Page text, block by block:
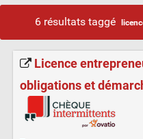
6 résultats taggé
Licence
obligations et